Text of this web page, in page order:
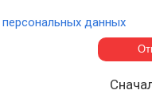
персональных данных